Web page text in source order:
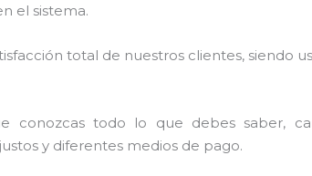
el sistema.
total de nuestros clientes, siendo
todo lo que debes saber,
y diferentes medios de pago.